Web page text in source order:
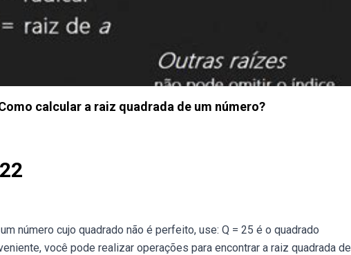
calcular a raiz quadrada de um número?
número cujo quadrado não é perfeito, use: Q = 25 é o quadrado
você pode realizar operações para encontrar a raiz quadrada de